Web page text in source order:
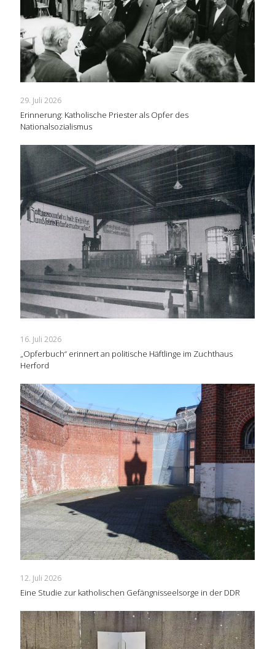
29. Juli 2026
Erinnerung: Katholische Priester als Opfer des
Nationalsozialismus
16. Juli 2026
„Opferbuch“ erinnert an politische Häftlinge im Zuchthaus
Herford
12. Juli 2026
Eine Studie zur katholischen Gefängnisseelsorge in der DDR